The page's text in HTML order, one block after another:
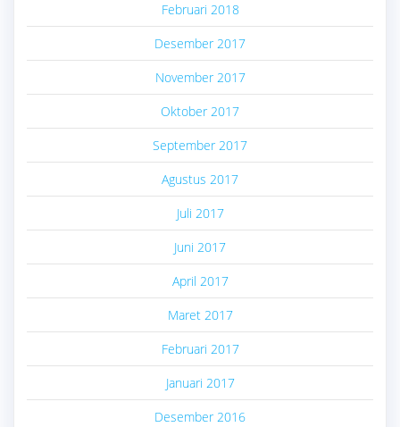
Februari 2018
Desember 2017
November 2017
Oktober 2017
September 2017
Agustus 2017
Juli 2017
Juni 2017
April 2017
Maret 2017
Februari 2017
Januari 2017
Desember 2016